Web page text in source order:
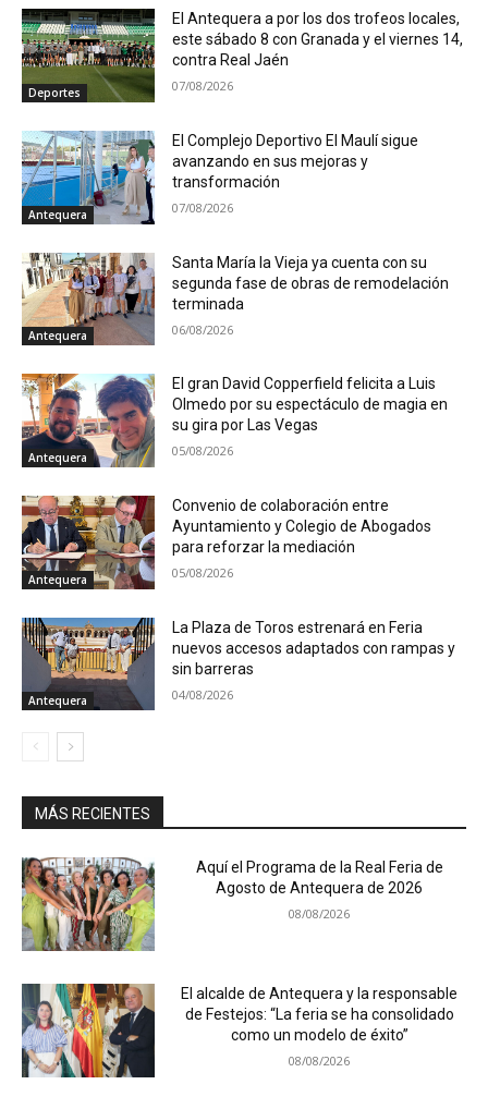
Deportes
El Antequera a por los dos trofeos locales,
este sábado 8 con Granada y el viernes 14,
contra Real Jaén
07/08/2026
Antequera
El Complejo Deportivo El Maulí sigue
avanzando en sus mejoras y
transformación
07/08/2026
Antequera
Santa María la Vieja ya cuenta con su
segunda fase de obras de remodelación
terminada
06/08/2026
Antequera
El gran David Copperfield felicita a Luis
Olmedo por su espectáculo de magia en
su gira por Las Vegas
05/08/2026
Antequera
Convenio de colaboración entre
Ayuntamiento y Colegio de Abogados
para reforzar la mediación
05/08/2026
Antequera
La Plaza de Toros estrenará en Feria
nuevos accesos adaptados con rampas y
sin barreras
04/08/2026
MÁS RECIENTES
Aquí el Programa de la Real Feria de
Agosto de Antequera de 2026
08/08/2026
El alcalde de Antequera y la responsable
de Festejos: “La feria se ha consolidado
como un modelo de éxito”
08/08/2026